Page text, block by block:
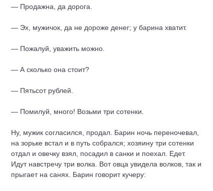
— Продажна, да дорога.
— Эх, мужичок, да не дороже денег; у барина хватит.
— Пожалуй, уважить можно.
— А сколько она стоит?
— Пятьсот рублей.
— Помилуй, много! Возьми три сотенки.
Ну, мужик согласился, продал. Барин ночь переночевал,
на зорьке встал и в путь собрался; хозяину три сотенки
отдал и овечку взял, посадил в санки и поехал. Едет.
Идут навстречу три волка. Вот овца увидела волков, так и
прыгает на санях. Барин говорит кучеру: